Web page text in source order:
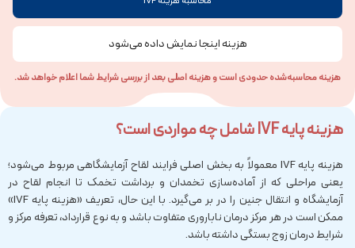
هزینه اینجا نمایش داده می‌شود
هزینه محاسبه‌شده حدودی است و هزینه اصلی بعد از بررسی شرایط شما اعلام خواهد شد.
هزینه پایه IVF شامل چه مواردی است؟
هزینه پایه IVF معمولاً به بخش اصلی فرایند لقاح آزمایشگاهی مربوط می‌شود؛
یعنی مراحلی که از آماده‌سازی تخمدان و برداشت تخمک تا انجام لقاح در
آزمایشگاه و انتقال جنین را در بر می‌گیرد. با این حال، تعریف «هزینه پایه IVF»
ممکن است در هر مرکز درمان ناباروری متفاوت باشد و به نوع قرارداد، تعرفه مرکز و
شرایط درمان زوج بستگی داشته باشد.